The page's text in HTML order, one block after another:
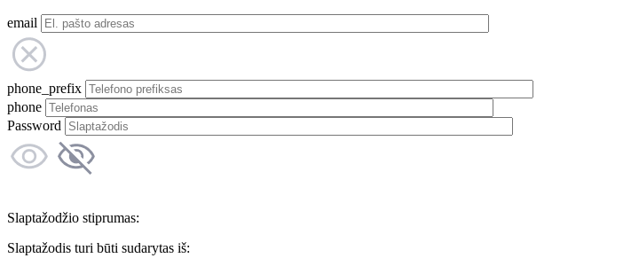
email
phone_prefix
phone
Password
Slaptažodžio stiprumas:
Slaptažodis turi būti sudarytas iš: